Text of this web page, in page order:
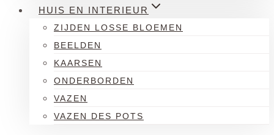
HUIS EN INTERIEUR
ZIJDEN LOSSE BLOEMEN
BEELDEN
KAARSEN
ONDERBORDEN
VAZEN
VAZEN DES POTS